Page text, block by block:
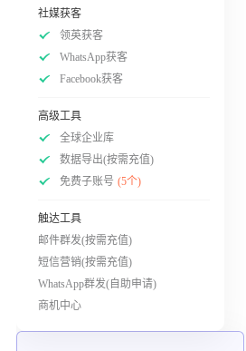
社媒获客
领英获客
WhatsApp获客
Facebook获客
高级工具
全球企业库
数据导出(按需充值)
免费子账号 (5个)
触达工具
邮件群发(按需充值)
短信营销(按需充值)
WhatsApp群发(自助申请)
商机中心